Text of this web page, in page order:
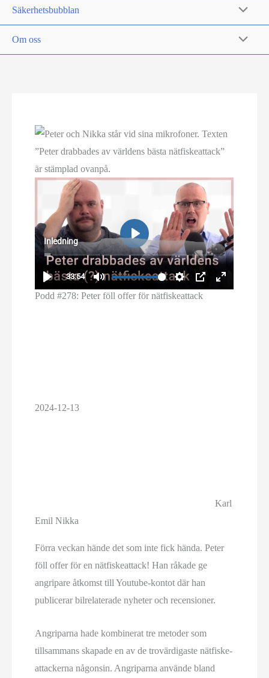
Säkerhetsbubblan
Om oss
Podd #278: Peter föll offer för nätfiske­attack
2024-12-13
Karl
Emil Nikka
Förra veckan hände det som inte fick hända. Peter
föll offer för en nätfiskeattack! Han råkade ge
angripare åtkomst till Youtube-kontot där han
publicerar bilrelaterade nyheter och recensioner.
Angriparna hade kombinerat tre metoder som
tillsammans skapade en av de trovärdigaste nätfiske­
attackerna någonsin. Angriparna använde bland